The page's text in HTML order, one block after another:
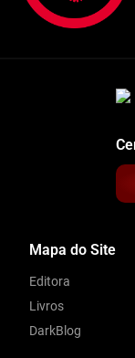
Mapa do Site
Editora
Livros
DarkBlog